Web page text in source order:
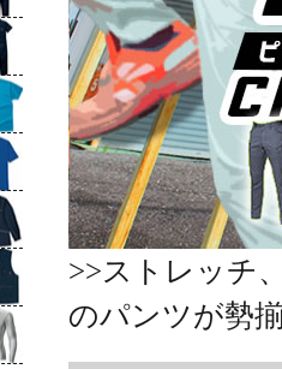
>>ストレッチ
のパンツが勢